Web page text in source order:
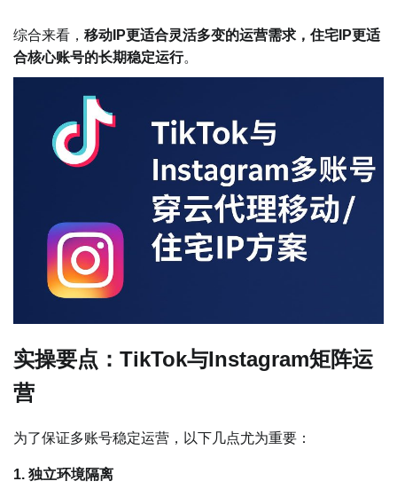
综合来看， 移动IP更适合灵活多变的运营需求，住宅IP更适
合核心账号的长期稳定运行。
实操要点：TikTok与Instagram矩阵运
营
为了保证多账号稳定运营，以下几点尤为重要：
1. 独立环境隔离